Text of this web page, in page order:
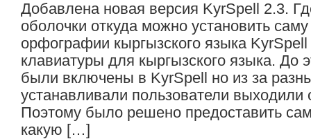
Добавлена новая версия KyrSpell 2.3.
оболочки откуда можно установить
орфографии кыргызского языка
клавиатуры для кыргызского языка. До
были включены в KyrSpell но из за
устанавливали пользователи выходили
Поэтому было решено предоставить
какую […]